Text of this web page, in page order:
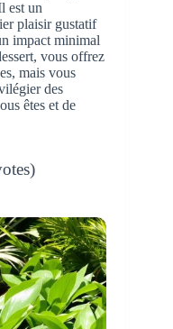
est un
plaisir gustatif
impact minimal
vous offrez
mais vous
des
êtes et de